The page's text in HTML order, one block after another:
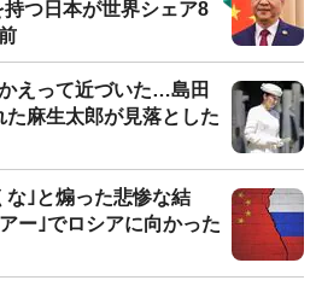
つ日本が世界シェア8
えって近づいた…島田
麻生太郎が見落とした
｣と煽った悲惨な結
ー｣でロシアに向かった